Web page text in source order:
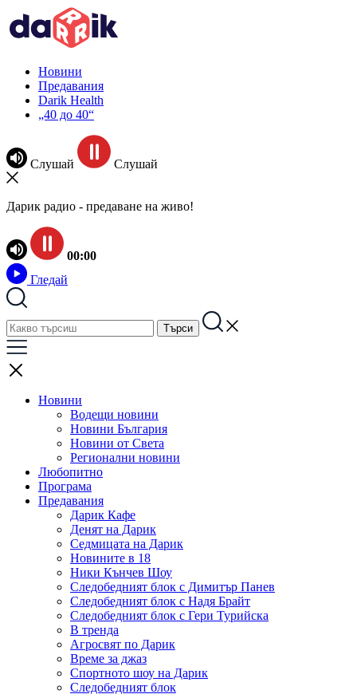
Новини
Предавания
Darik Health
„40 до 40“
Слушай Слушай
Дарик радио - предаване на живо!
00:00
Гледай
Новини
Водещи новини
Новини България
Новини от Света
Регионални новини
Любопитно
Програма
Предавания
Дарик Кафе
Денят на Дарик
Седмицата на Дарик
Новините в 18
Ники Кънчев Шоу
Следобедният блок с Димитър Панев
Следобедният блок с Надя Брайт
Следобедният блок с Гери Турийска
В тренда
Агросвят по Дарик
Време за джаз
Спортното шоу на Дарик
Следобедният блок